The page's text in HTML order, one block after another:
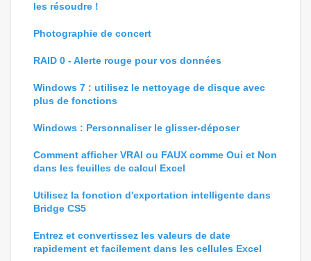
les résoudre !
Photographie de concert
RAID 0 - Alerte rouge pour vos données
Windows 7 : utilisez le nettoyage de disque avec
plus de fonctions
Windows : Personnaliser le glisser-déposer
Comment afficher VRAI ou FAUX comme Oui et Non
dans les feuilles de calcul Excel
Utilisez la fonction d'exportation intelligente dans
Bridge CS5
Entrez et convertissez les valeurs de date
rapidement et facilement dans les cellules Excel